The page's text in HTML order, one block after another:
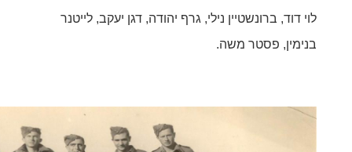
לוי דוד, ברונשטיין נילי, גרף יהודה, דגן יעקב, לייטנר
בנימין, פסטר משה.